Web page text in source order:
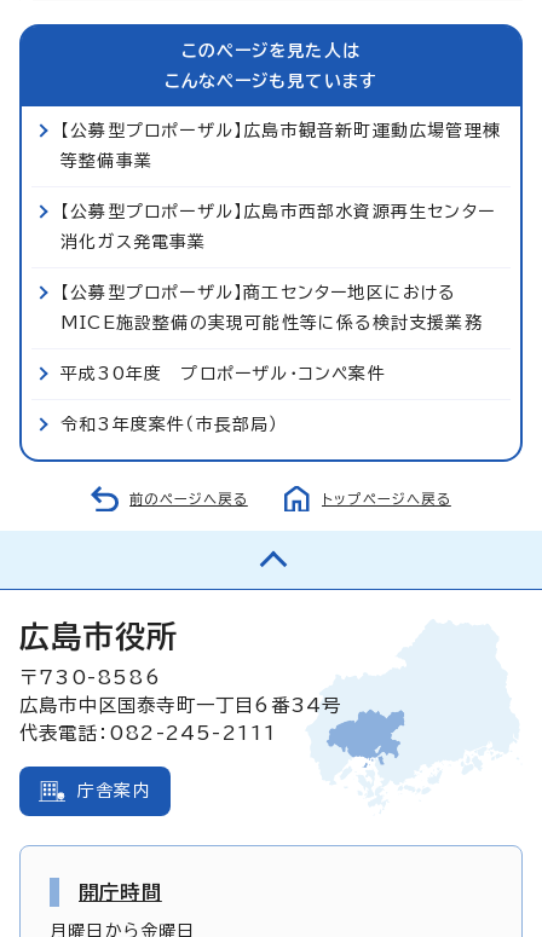
このページを見た人は
こんなページも見ています
【公募型プロポーザル】広島市観音新町運動広場管理棟
等整備事業
【公募型プロポーザル】広島市西部水資源再生センター
消化ガス発電事業
【公募型プロポーザル】商工センター地区における
MICE施設整備の実現可能性等に係る検討支援業務
平成30年度 プロポーザル・コンペ案件
令和3年度案件（市長部局）
前のページへ戻る トップページへ戻る
広島市役所
〒730-8586
広島市中区国泰寺町一丁目6番34号
代表電話：082-245-2111
庁舎案内
開庁時間
月曜日から金曜日